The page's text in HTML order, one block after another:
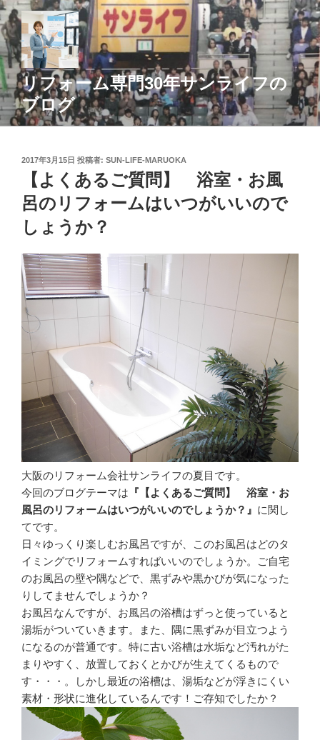
コ
ン
テ
ン
ツ
へ
ス
キ
リフォーム専門30年サンライフの
ブログ
投
2017年3月15日 投稿者: SUN-LIFE-MARUOKA
【よくあるご質問】 浴室・お風
呂のリフォームはいつがいいので
しょうか？
大阪のリフォーム会社サンライフの夏目です。
今回のブログテーマは 『【よくあるご質問】 浴室・お
風呂のリフォームはいつがいいのでしょうか？』 に関し
てです。
日々ゆっくり楽しむお風呂ですが、このお風呂はどのタ
イミングでリフォームすればいいのでしょうか。ご自宅
のお風呂の壁や隅などで、黒ずみや黒かびが気になった
りしてませんでしょうか？
お風呂なんですが、お風呂の浴槽はずっと使っていると
湯垢がついていきます。また、隅に黒ずみが目立つよう
になるのが普通です。特に古い浴槽は水垢など汚れがた
まりやすく、放置しておくとかびが生えてくるもので
す・・・。しかし最近の浴槽は、湯垢などが浮きにくい
素材・形状に進化しているんです！ご存知でしたか？